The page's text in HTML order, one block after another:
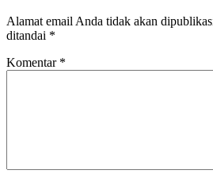
Alamat email Anda tidak akan
ditandai *
Komentar *